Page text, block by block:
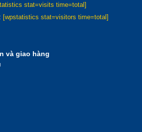
stat=visits time=total]
[wpstatistics stat=visitors time=total]
và giao hàng